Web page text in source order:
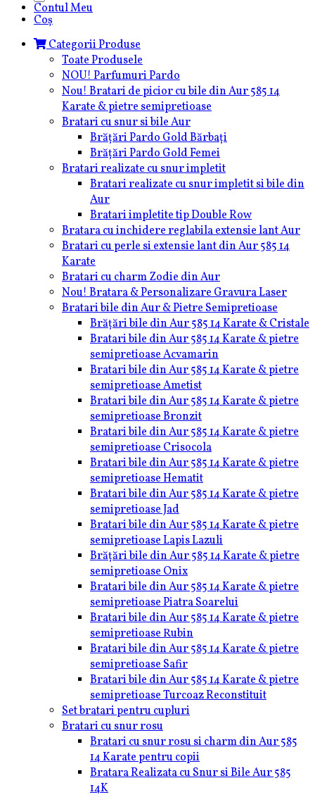
Contul Meu
Coș
Categorii Produse
Toate Produsele
NOU! Parfumuri Pardo
Nou! Bratari de picior cu bile din Aur 585 14
Karate & pietre semipretioase
Bratari cu snur si bile Aur
Brățări Pardo Gold Bărbați
Brățări Pardo Gold Femei
Bratari realizate cu snur impletit
Bratari realizate cu snur impletit si bile din
Aur
Bratari impletite tip Double Row
Bratara cu inchidere reglabila extensie lant Aur
Bratari cu perle si extensie lant din Aur 585 14
Karate
Bratari cu charm Zodie din Aur
Nou! Bratara & Personalizare Gravura Laser
Bratari bile din Aur & Pietre Semipretioase
Brățări bile din Aur 585 14 Karate & Cristale
Bratari bile din Aur 585 14 Karate & pietre
semipretioase Acvamarin
Bratari bile din Aur 585 14 Karate & pietre
semipretioase Ametist
Bratari bile din Aur 585 14 Karate & pietre
semipretioase Bronzit
Bratari bile din Aur 585 14 Karate & pietre
semipretioase Crisocola
Bratari bile din Aur 585 14 Karate & pietre
semipretioase Hematit
Bratari bile din Aur 585 14 Karate & pietre
semipretioase Jad
Bratari bile din Aur 585 14 Karate & pietre
semipretioase Lapis Lazuli
Brățări bile din Aur 585 14 Karate & pietre
semipretioase Onix
Bratari bile din Aur 585 14 Karate & pietre
semipretioase Piatra Soarelui
Bratari bile din Aur 585 14 Karate & pietre
semipretioase Rubin
Bratari bile din Aur 585 14 Karate & pietre
semipretioase Safir
Bratari bile din Aur 585 14 Karate & pietre
semipretioase Turcoaz Reconstituit
Set bratari pentru cupluri
Bratari cu snur rosu
Bratari cu snur rosu si charm din Aur 585
14 Karate pentru copii
Bratara Realizata cu Snur si Bile Aur 585
14K